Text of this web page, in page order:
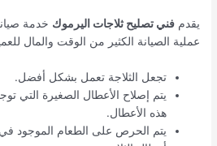
يقدمفني تصليح ثلاجات اليرموك خدمة
عملية الصيانة الكثير من الوقت والمال
تجعل الثلاجة تعمل بشكل أفضل.
يتم إصلاح الأعطال الصغيرة التي
هذه الأعطال.
يتم الحرص على الطعام الموجود